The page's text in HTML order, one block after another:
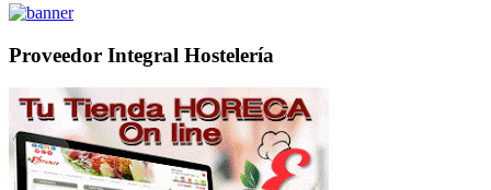
Proveedor Integral Hostelería